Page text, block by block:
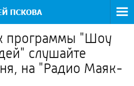
программы "Шоу
слушайте
на "Радио Маяк-